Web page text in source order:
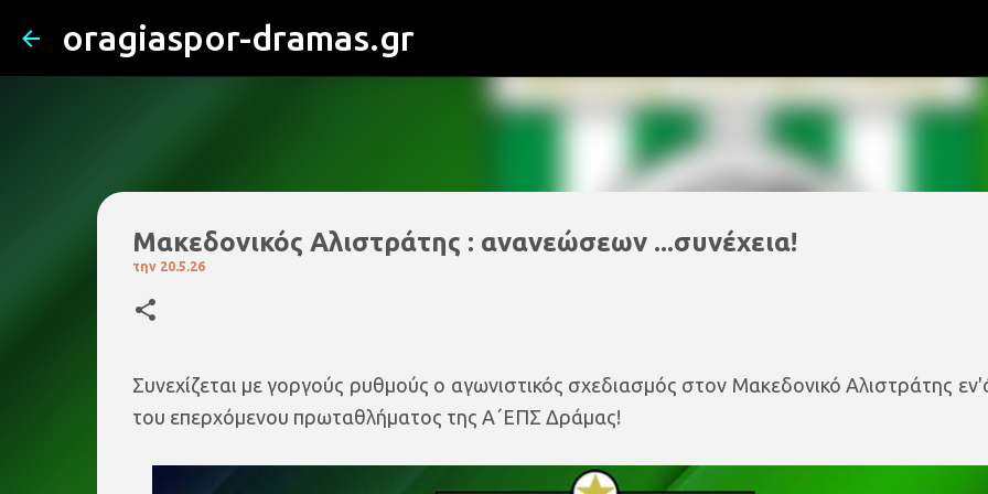
oragiaspor-dramas.gr
Μακεδονικός Αλιστράτης : ανανεώσεων ...συνέχεια!
την 20.5.26
Συνεχίζεται με γοργούς ρυθμούς ο αγωνιστικός σχεδιασμός στον Μακεδονικό Αλιστράτης
του επερχόμενου πρωταθλήματος της Α΄ΕΠΣ Δράμας!